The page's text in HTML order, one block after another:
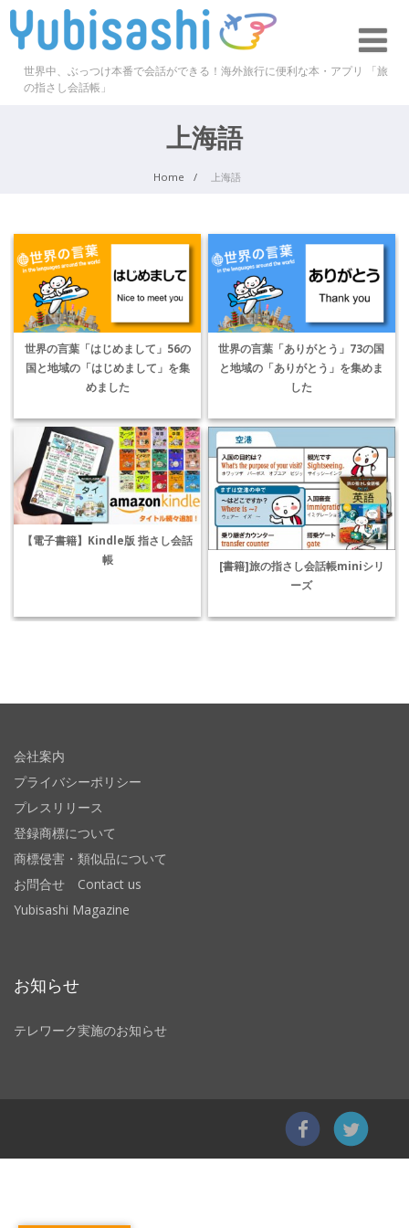
世界中、ぶっつけ本番で会話ができる！海外旅行に便利な本・アプリ 「旅
の指さし会話帳」
上海語
Home 上海語
世界の言葉「はじめまして」56の
国と地域の「はじめまして」を集
めました
世界の言葉「ありがとう」73の国
と地域の「ありがとう」を集めま
した
【電子書籍】Kindle版 指さし会話
帳
[書籍]旅の指さし会話帳miniシリ
ーズ
会社案内
プライバシーポリシー
プレスリリース
登録商標について
商標侵害・類似品について
お問合せ Contact us
Yubisashi Magazine
お知らせ
テレワーク実施のお知らせ